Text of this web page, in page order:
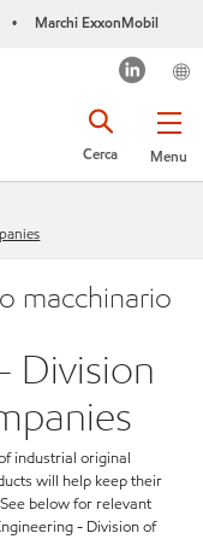
• Marchi ExxonMobil
Menu
Cerca
macchinario
Division
industrial original
will help keep their
below for relevant
- Division of